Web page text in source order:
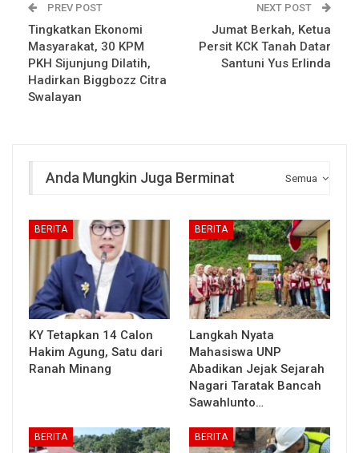
PREV POST
Tingkatkan Ekonomi
Masyarakat, 30 KPM
PKH Sijunjung Dilatih,
Hadirkan Biggbozz Citra
Swalayan
NEXT POST
Jumat Berkah, Ketua
Persit KCK Tanah Datar
Santuni Yus Erlinda
Semua
Anda Mungkin Juga Berminat
BERITA
KY Tetapkan 14 Calon
Hakim Agung, Satu dari
Ranah Minang
BERITA
Langkah Nyata
Mahasiswa UNP
Abadikan Jejak Sejarah
Nagari Taratak Bancah
Sawahlunto…
BERITA BERITA